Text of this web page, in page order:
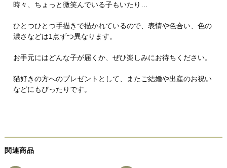
時々、ちょっと微笑んでいる子もいたり…
ひとつひとつ手描きで描かれているので、表情や色合い、色の
濃さなどは1点ずつ異なります。
お手元にはどんな子が届くか、ぜひ楽しみにお待ちください。
猫好きの方へのプレゼントとして、またご結婚や出産のお祝い
などにもぴったりです。
関連商品